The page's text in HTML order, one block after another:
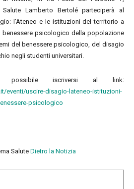
Lamberto Bertolé parteciperà al
l’Ateneo e le istituzioni del territorio a
psicologico della popolazione
del benessere psicologico, del disagio
negli studenti universitari.
possibile iscriversi al link:
eventi/uscire-disagio-lateneo-istituzioni-
psicologico
Salute Dietro la Notizia